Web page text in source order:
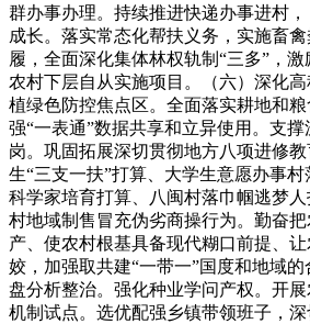
群办事办理。持续推进快递办事进村
成长。落实常态化帮扶义务，实施畜
履，全面深化集体林权轨制“三多”，
农村下层自从实施项目。（六）深化
植绿色防控焦点区。全面落实耕地和
强“一表通”数据共享和立异使用。支
岗。巩固拓展深切贯彻地方八项进修
生“三支一扶”打算、大学生意愿办事
科学家培育打算、八闽村落巾帼逃梦
村地域制售冒充伪劣商操行为。勤奋
产、使农村根基具备现代糊口前提、
姣，加强取共建“一带一”国度和地域
盘分析整治。强化种业学问产权。开
机制试点。选优配强乡镇带领班子，